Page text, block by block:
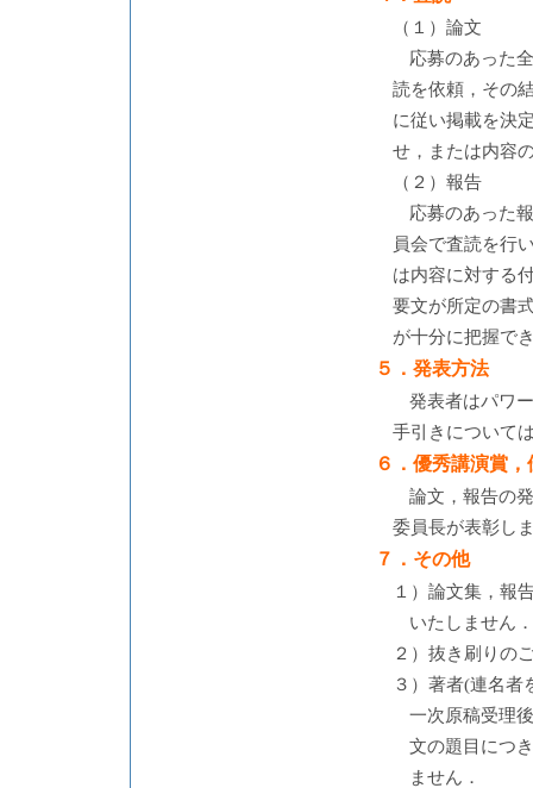
（１）論文
応募のあった
読を依頼，その
に従い掲載を決
せ，または内容
（２）報告
応募のあった
員会で査読を行
は内容に対する
要文が所定の書
が十分に把握で
５．発表方法
発表者はパワ
手引きについて
６．優秀講演賞
論文，報告の
委員長が表彰し
７．その他
１）論文集，報
いたしません
２）抜き刷りの
３）著者(連名
一次原稿受理
文の題目につ
ません．